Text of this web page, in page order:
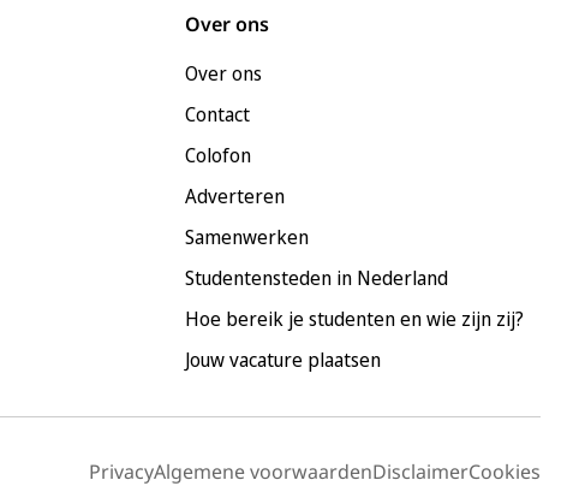
Over ons
Over ons
Contact
Colofon
Adverteren
Samenwerken
Studentensteden in Nederland
Hoe bereik je studenten en wie zijn zij?
Jouw vacature plaatsen
PrivacyAlgemene voorwaardenDisclaimerCookies